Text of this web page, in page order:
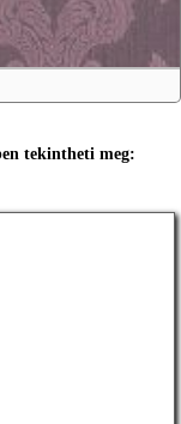
tekintheti meg: